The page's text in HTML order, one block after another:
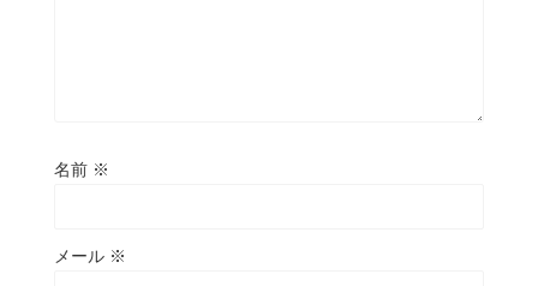
名前 ※
メール ※